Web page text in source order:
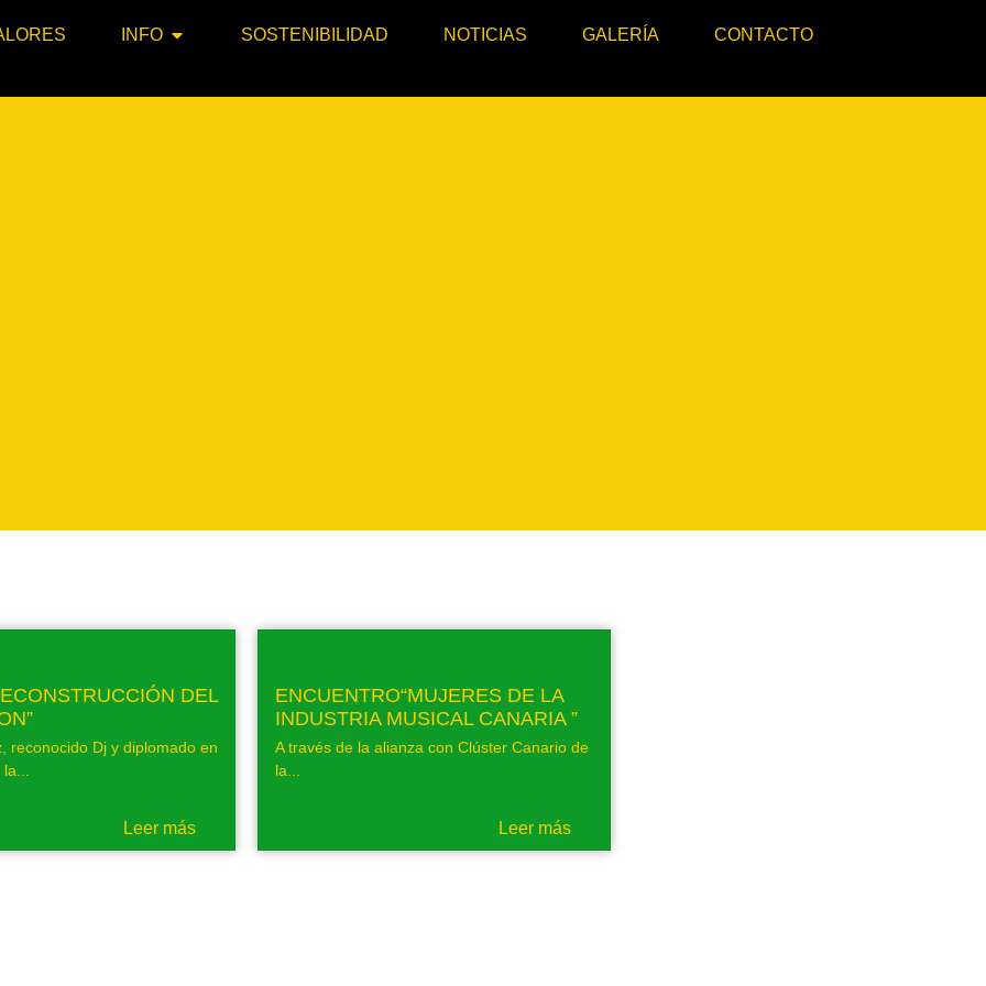
INFO SOSTENIBILIDAD NOTICIAS GALERÍA
CONTACTO
DEL
reconocido Dj y diplomado en
Leer más
ENCUENTRO“MUJERES DE LA
INDUSTRIA MUSICAL CANARIA ”
A través de la alianza con Clúster Canario de
la...
Leer más